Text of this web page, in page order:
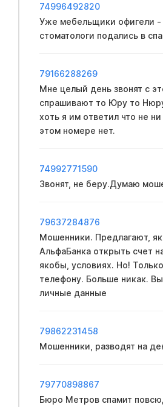
74996492820
Уже мебельщики офигели -
стoматологи подались в
79166288269
Мне целый день звонят с
спрашивают то Юру то
хоть я им ответил что не
этом номере нет.
74992771590
Звонят, не беру.Думаю
79637284876
Мошенники. Предлагают,
АльфаБанка открыть счет
якобы, условиях. Но!
телефону. Больше никак.
личные данные
79862231458
Мошенники, разводят на
79770898867
Бюро Метров спамит